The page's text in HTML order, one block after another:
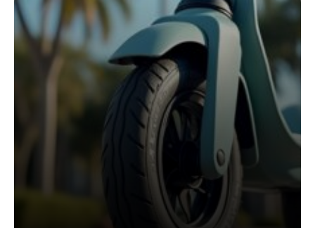
d’acheteurs avant leur arrivée
24 mai 2026